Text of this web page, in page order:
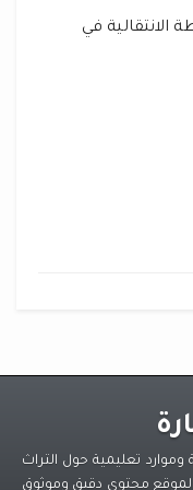
الانتقالية في
وموارد تعليمية حول التراث
الموقع محتوى دقيق وموثوق